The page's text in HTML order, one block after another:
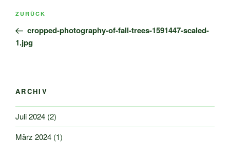
Beitragsnavigation
Vorheriger
Beitrag
ZURÜCK
cropped-photography-of-fall-trees-1591447-scaled-
1.jpg
ARCHIV
Juli 2024 (2)
März 2024 (1)